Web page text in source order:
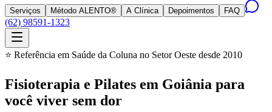
Serviços Método ALENTO® A Clínica Depoimentos FAQ
(62) 98591-1323
⭐ Referência em Saúde da Coluna no Setor Oeste desde 2010
Fisioterapia e Pilates em Goiânia para
você viver sem dor